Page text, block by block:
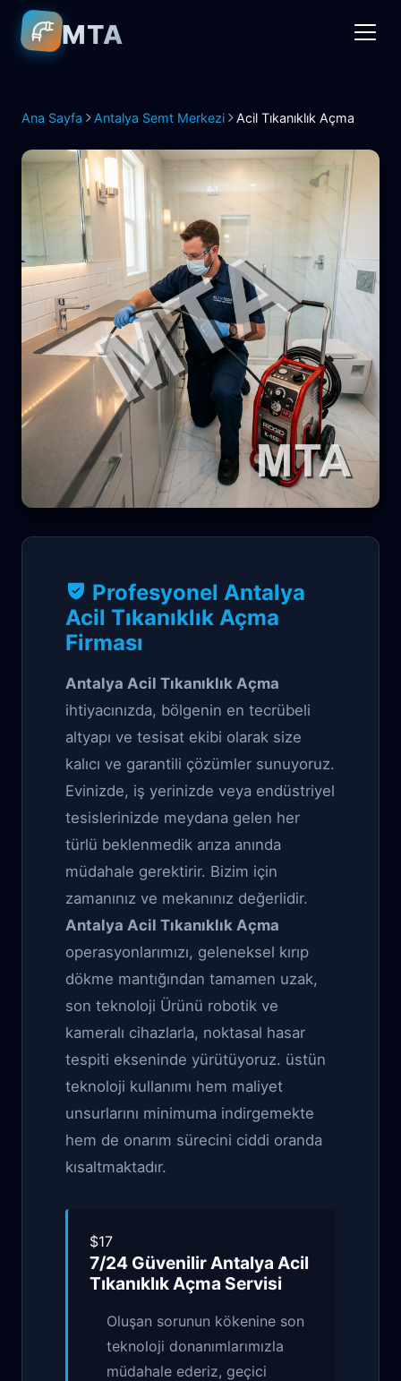
MTA
Ana Sayfa Antalya Semt Merkezi Acil Tıkanıklık Açma
Antalya Acil
Tıkanıklık Açma
Profesyonel Antalya
Acil Tıkanıklık Açma
Firması
Antalya Acil Tıkanıklık Açma
ihtiyacınızda, bölgenin en tecrübeli
altyapı ve tesisat ekibi olarak size
kalıcı ve garantili çözümler sunuyoruz.
Evinizde, iş yerinizde veya endüstriyel
tesislerinizde meydana gelen her
türlü beklenmedik arıza anında
müdahale gerektirir. Bizim için
zamanınız ve mekanınız değerlidir.
Antalya Acil Tıkanıklık Açma
operasyonlarımızı, geleneksel kırıp
dökme mantığından tamamen uzak,
son teknoloji Ürünü robotik ve
kameralı cihazlarla, noktasal hasar
tespiti ekseninde yürütüyoruz. üstün
teknoloji kullanımı hem maliyet
unsurlarını minimuma indirgemekte
hem de onarım sürecini ciddi oranda
kısaltmaktadır.
$17
7/24 GüvenilirAntalya Acil
Tıkanıklık Açma Servisi
Oluşan sorunun kökenine son
teknoloji donanımlarımızla
müdahale ederiz, geçici